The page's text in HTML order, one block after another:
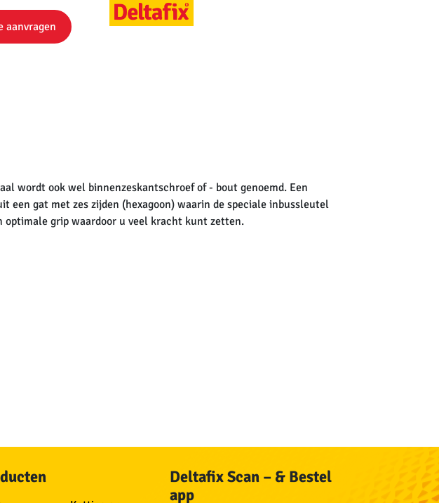
aanvragen
wordt ook wel binnenzeskantschroef of - bout genoemd. Een
een gat met zes zijden (hexagoon) waarin de speciale inbussleutel
optimale grip waardoor u veel kracht kunt zetten.
Deltafix Scan – & Bestel
app